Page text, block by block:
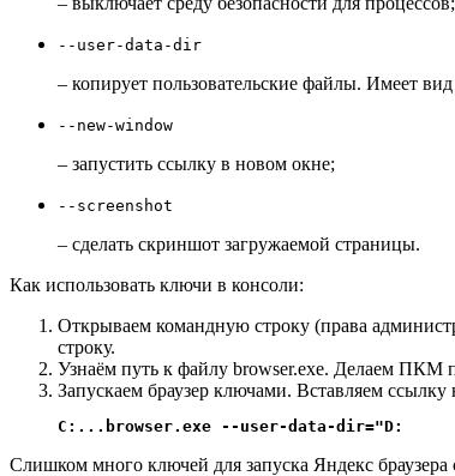
--user-data-dir
– копирует пользовательские файлы. Имеет
--new-window
– запустить ссылку в новом окне;
--screenshot
– сделать скриншот загружаемой страницы.
Как использовать ключи в консоли:
Открываем командную строку (права
строку.
Узнаём путь к файлу browser.exe. Делаем ПКМ
Запускаем браузер ключами. Вставляем
C:...browser.exe --user-data-dir="D:
Слишком много ключей для запуска Яндекс